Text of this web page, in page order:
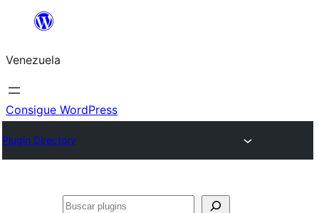
Saltar
contenido
Venezuela
Consigue WordPress
Plugin Directory
Buscar